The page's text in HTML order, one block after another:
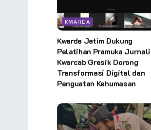
KWARDA
Kwarda Jatim Dukung
Pelatihan Pramuka
Kwarcab Gresik Dorong
Transformasi Digital dan
Penguatan Kehumasan